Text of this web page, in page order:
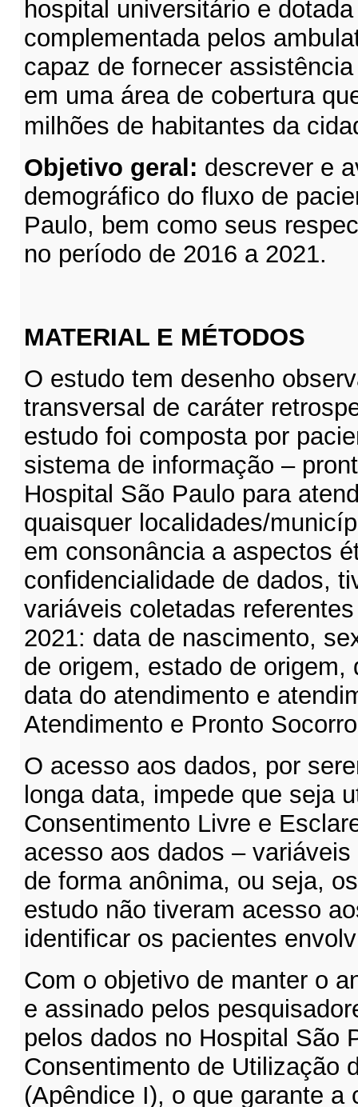
hospital universitário e
complementada pelos
capaz de fornecer
em uma área de cobertura
milhões de habitantes da
Objetivo geral: descrever e
demográfico do fluxo de
Paulo, bem como seus
no período de 2016 a 2021.
MATERIAL E MÉTODOS
O estudo tem desenho
transversal de caráter
estudo foi composta por
sistema de informação –
Hospital São Paulo para
quaisquer localidades/
em consonância a aspectos
confidencialidade de dados,
variáveis coletadas
2021: data de nascimento,
de origem, estado de
data do atendimento e
Atendimento e Pronto
O acesso aos dados, por
longa data, impede que seja
Consentimento Livre e
acesso aos dados –
de forma anônima, ou seja,
estudo não tiveram acesso
identificar os pacientes
Com o objetivo de manter o
e assinado pelos
pelos dados no Hospital São
Consentimento de Utilização
(Apêndice I), o que garante a